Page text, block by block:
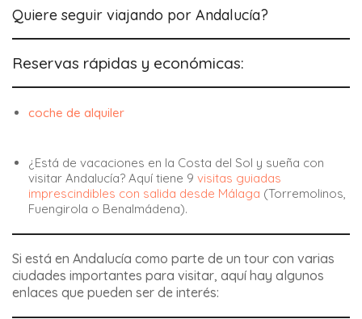
Quiere seguir viajando por Andalucía?
Reservas rápidas y económicas:
coche de alquiler
¿Está de vacaciones en la Costa del Sol y sueña con
visitar Andalucía? Aquí tiene 9 visitas guiadas
imprescindibles con salida desde Málaga (Torremolinos,
Fuengirola o Benalmádena).
Si está en Andalucía como parte de un tour con varias
ciudades importantes para visitar, aquí hay algunos
enlaces que pueden ser de interés: